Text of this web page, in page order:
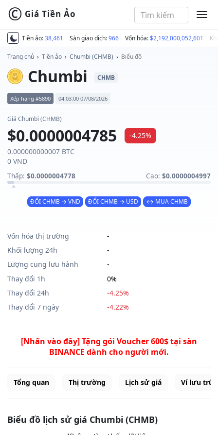
Tiền ảo:38,461 Sàn giao dịch:966 Vốn hóa:$2,192,000,052,601
© Giá Tiền Ảo
Trang chủ › Tiền ảo › Chumbi (CHMB) › Biểu đồ
Chumbi CHMB
Xếp hạng #5890 04:03:00 07/08/2026
Giá Chumbi (CHMB)
$0.0000004785
-4.25%
0.000000000007 BTC
0 VND
Thấp: $0.0000004778 Cao: $0.0000004997
ĐỔI CHMB → VND ĐỔI CHMB → USD ↔ MUA CHMB
Vốn hóa thị trường
-
Khối lượng 24h
-
Lượng cung lưu hành
-
Thay đổi 1h
0%
Thay đổi 24h
-4.25%
Thay đổi 7 ngày
-4.22%
[Nhấn vào đây] Tặng gói Voucher 600$ tại sàn
BINANCE dành cho người mới.
Tổng quan Thị trường Lịch sử giá Ví lưu trữ
Biểu đồ lịch sử giá Chumbi (CHMB)